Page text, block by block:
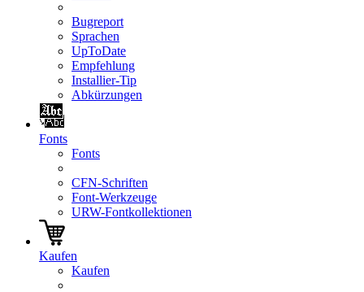
Bugreport
Sprachen
UpToDate
Empfehlung
Installier-Tip
Abkürzungen
Fonts
Fonts
CFN-Schriften
Font-Werkzeuge
URW-Fontkollektionen
Kaufen
Kaufen